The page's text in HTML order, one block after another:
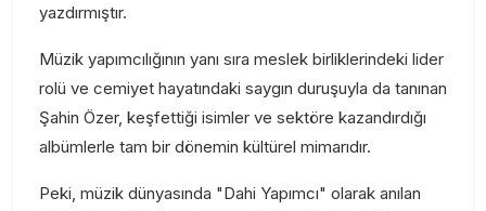
yazdırmıştır.
Müzik yapımcılığının yanı sıra meslek birliklerindeki lider
rolü ve cemiyet hayatındaki saygın duruşuyla da tanınan
Şahin Özer, keşfettiği isimler ve sektöre kazandırdığı
albümlerle tam bir dönemin kültürel mimarıdır.
Peki, müzik dünyasında "Dahi Yapımcı" olarak anılan